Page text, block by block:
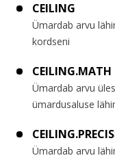
CEILING
Ümardab arvu
kordseni
CEILING.MATH
Ümardab arvu
ümardusaluse
Ümardab arvu